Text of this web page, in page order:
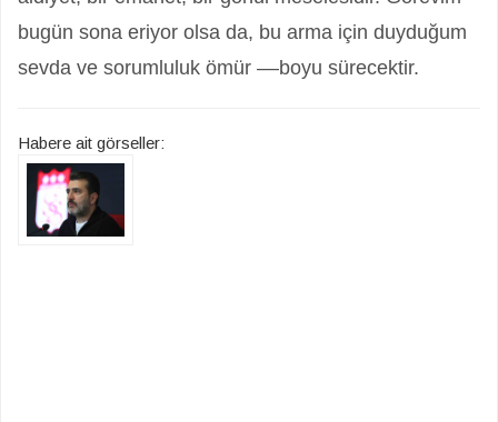
bugün sona eriyor olsa da, bu arma için duyduğum
sevda ve sorumluluk ömür ––boyu sürecektir.
Habere ait görseller: